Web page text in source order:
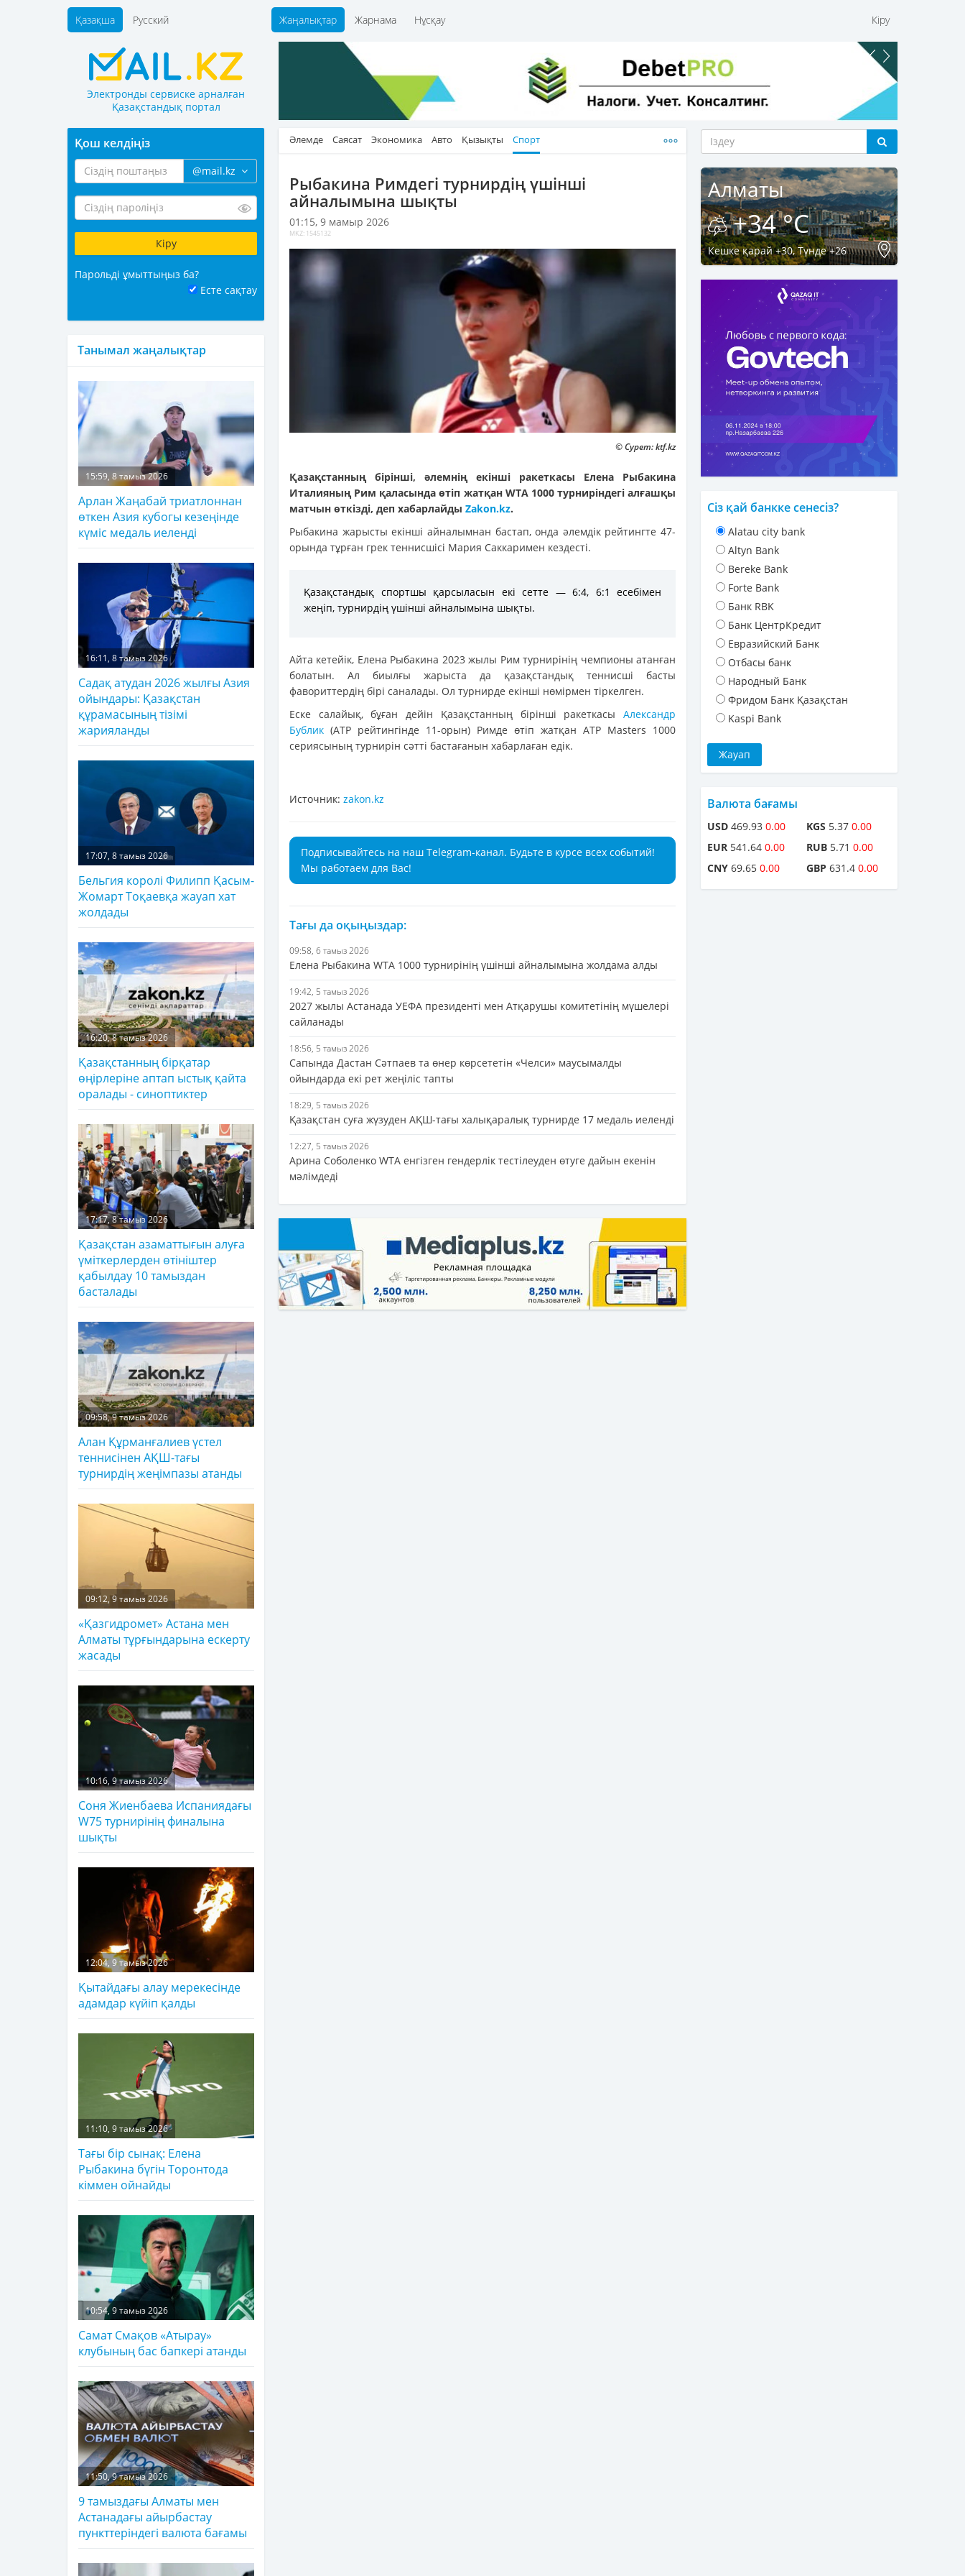
Жаңалықтар Жарнама Нұсқау Кіру
Қазақша Русский
Электронды сервиске арналған
Қазақстандық портал
Әлемде Саясат Экономика Авто Қызықты Спорт
Рыбакина Римдегі турнирдің үшінші
айналымына шықты
01:15, 9 мамыр 2026
MKZ: 1545132
© Сурет: ktf.kz
Қазақстанның бірінші, әлемнің екінші ракеткасы Елена Рыбакина
Италияның Рим қаласында өтіп жатқан WTA 1000 турниріндегі алғашқы
матчын өткізді, деп хабарлайды Zakon.kz.
Рыбакина жарысты екінші айналымнан бастап, онда әлемдік рейтингте 47-
орында тұрған грек теннисшісі Мария Саккаримен кездесті.
Қазақстандық спортшы қарсыласын екі сетте — 6:4, 6:1 есебімен
жеңіп, турнирдің үшінші айналымына шықты.
Айта кетейік, Елена Рыбакина 2023 жылы Рим турнирінің чемпионы атанған
болатын. Ал биылғы жарыста да қазақстандық теннисші басты
фавориттердің бірі саналады. Ол турнирде екінші нөмірмен тіркелген.
Еске салайық, бұған дейін Қазақстанның бірінші ракеткасы Александр
Бублик (АТР рейтингінде 11-орын) Римде өтіп жатқан ATP Masters 1000
сериясының турнирін сәтті бастағанын хабарлаған едік.
Источник: zakon.kz
Подписывайтесь на наш Telegram-канал. Будьте в курсе всех событий!
Мы работаем для Вас!
Тағы да оқыңыздар:
09:58, 6 тамыз 2026
Елена Рыбакина WTA 1000 турнирінің үшінші айналымына жолдама алды
19:42, 5 тамыз 2026
2027 жылы Астанада УЕФА президенті мен Атқарушы комитетінің мүшелері
сайланады
18:56, 5 тамыз 2026
Сапында Дастан Сәтпаев та өнер көрсететін «Челси» маусымалды
ойындарда екі рет жеңіліс тапты
18:29, 5 тамыз 2026
Қазақстан суға жүзуден АҚШ-тағы халықаралық турнирде 17 медаль иеленді
12:27, 5 тамыз 2026
Арина Соболенко WTA енгізген гендерлік тестілеуден өтуге дайын екенін
мәлімдеді
Қош келдіңіз
@mail.kz
Парольді ұмыттыңыз ба?
Есте сақтау
Танымал жаңалықтар
15:59, 8 тамыз 2026
Арлан Жаңабай триатлоннан
өткен Азия кубогы кезеңінде
күміс медаль иеленді
16:11, 8 тамыз 2026
Садақ атудан 2026 жылғы Азия
ойындары: Қазақстан
құрамасының тізімі
жарияланды
17:07, 8 тамыз 2026
Бельгия королі Филипп Қасым-
Жомарт Тоқаевқа жауап хат
жолдады
16:20, 8 тамыз 2026
Қазақстанның бірқатар
өңірлеріне аптап ыстық қайта
оралады - синоптиктер
17:17, 8 тамыз 2026
Қазақстан азаматтығын алуға
үміткерлерден өтініштер
қабылдау 10 тамыздан
басталады
09:58, 9 тамыз 2026
Алан Құрманғалиев үстел
теннисінен АҚШ-тағы
турнирдің жеңімпазы атанды
09:12, 9 тамыз 2026
«Қазгидромет» Астана мен
Алматы тұрғындарына ескерту
жасады
10:16, 9 тамыз 2026
Соня Жиенбаева Испаниядағы
W75 турнирінің финалына
шықты
12:04, 9 тамыз 2026
Қытайдағы алау мерекесінде
адамдар күйіп қалды
11:10, 9 тамыз 2026
Тағы бір сынақ: Елена
Рыбакина бүгін Торонтода
кіммен ойнайды
10:54, 9 тамыз 2026
Самат Смақов «Атырау»
клубының бас бапкері атанды
11:50, 9 тамыз 2026
9 тамыздағы Алматы мен
Астанадағы айырбастау
пункттеріндегі валюта бағамы
Алматы
+34 °C
Кешке қарай +30, Түнде +26
Сіз қай банкке сенесіз?
Alatau city bank
Altyn Bank
Bereke Bank
Forte Bank
Банк RBK
Банк ЦентрКредит
Евразийский Банк
Отбасы банк
Народный Банк
Фридом Банк Қазақстан
Kaspi Bank
Валюта бағамы
USD 469.93 0.00
EUR 541.64 0.00
CNY 69.65 0.00
KGS 5.37 0.00
RUB 5.71 0.00
GBP 631.4 0.00